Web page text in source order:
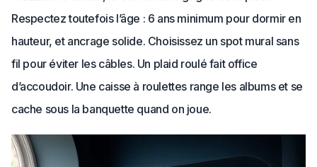
Respectez toutefois l’âge : 6 ans minimum pour dormir en
hauteur, et ancrage solide. Choisissez un spot mural sans
fil pour éviter les câbles. Un plaid roulé fait office
d’accoudoir. Une caisse à roulettes range les albums et se
cache sous la banquette quand on joue.